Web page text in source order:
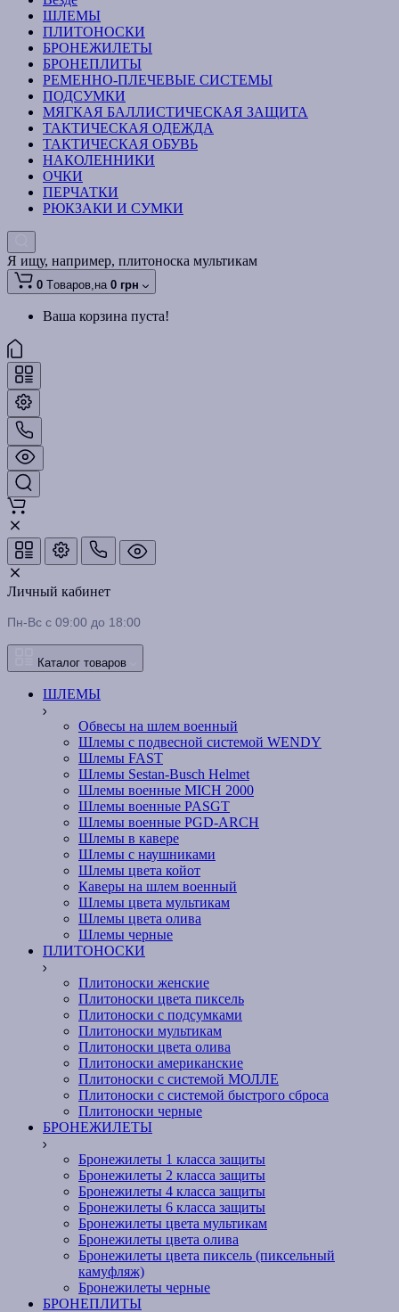
ШЛЕМЫ
ПЛИТОНОСКИ
БРОНЕЖИЛЕТЫ
БРОНЕПЛИТЫ
РЕМЕННО-ПЛЕЧЕВЫЕ СИСТЕМЫ
ПОДСУМКИ
МЯГКАЯ БАЛЛИСТИЧЕСКАЯ ЗАЩИТА
ТАКТИЧЕСКАЯ ОДЕЖДА
ТАКТИЧЕСКАЯ ОБУВЬ
НАКОЛЕННИКИ
ОЧКИ
ПЕРЧАТКИ
РЮКЗАКИ И СУМКИ
Я ищу, например, плитоноска мультикам
0 Tоваров,на 0 грн
Ваша корзина пуста!
Личный кабинет
Пн-Вс с 09:00 до 18:00
Каталог товаров
ШЛЕМЫ
Обвесы на шлем военный
Шлемы c подвесной системой WENDY
Шлемы FAST
Шлемы Sestan-Busch Helmet
Шлемы военные MICH 2000
Шлемы военные PASGT
Шлемы военные PGD-ARCH
Шлемы в кавере
Шлемы с наушниками
Шлемы цвета койот
Каверы на шлем военный
Шлемы цвета мультикам
Шлемы цвета олива
Шлемы черные
ПЛИТОНОСКИ
Плитоноски женские
Плитоноски цвета пиксель
Плитоноски с подсумками
Плитоноски мультикам
Плитоноски цвета олива
Плитоноски американские
Плитоноски с системой МОЛЛЕ
Плитоноски с системой быстрого сброса
Плитоноски черные
БРОНЕЖИЛЕТЫ
Бронежилеты 1 класса защиты
Бронежилеты 2 класса защиты
Бронежилеты 4 класса защиты
Бронежилеты 6 класса защиты
Бронежилеты цвета мультикам
Бронежилеты цвета олива
Бронежилеты цвета пиксель (пиксельный
камуфляж)
Бронежилеты черные
БРОНЕПЛИТЫ